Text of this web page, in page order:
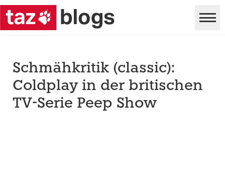
Schmähkritik (classic):
Coldplay in der britischen
TV-Serie Peep Show